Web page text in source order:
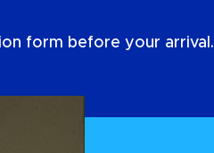
form before your arrival.